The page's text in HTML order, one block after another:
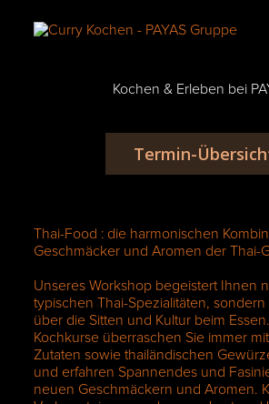
Kochen & Erleben bei
Termin-
Thai-Food : die harmonischen
Geschmäcker und Aromen der Thai-
Unseres Workshop begeistert Ihnen
typischen Thai-Spezialitäten,
über die Sitten und Kultur beim
Kochkurse überraschen Sie immer
Zutaten sowie thailändischen
und erfahren Spannendes und
neuen Geschmäckern und Aromen.